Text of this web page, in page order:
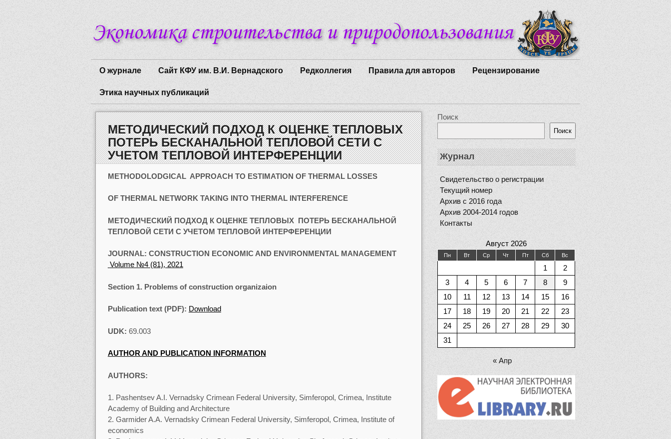
О журнале Сайт КФУ им. В.И. Вернадского Редколлегия Правила для авторов Рецензирование
Этика научных публикаций
МЕТОДИЧЕСКИЙ ПОДХОД К ОЦЕНКЕ ТЕПЛОВЫХ
ПОТЕРЬ БЕСКАНАЛЬНОЙ ТЕПЛОВОЙ СЕТИ С
УЧЕТОМ ТЕПЛОВОЙ ИНТЕРФЕРЕНЦИИ
МЕTHODOLODGICAL APPROACH TO ESTIMATION OF THERMAL LOSSES
OF THERMAL NETWORK TAKING INTO THERMAL INTERFERENCE
МЕТОДИЧЕСКИЙ ПОДХОД К ОЦЕНКЕ ТЕПЛОВЫХ ПОТЕРЬ БЕСКАНАЛЬНОЙ
ТЕПЛОВОЙ СЕТИ С УЧЕТОМ ТЕПЛОВОЙ ИНТЕРФЕРЕНЦИИ
JOURNAL: CONSTRUCTION ECONOMIC AND ENVIRONMENTAL MANAGEMENT
Volume №4 (81), 2021
Section 1. Problems of construction organizaion
Publication text (PDF): Download
UDK: 69.003
AUTHOR AND PUBLICATION INFORMATION
AUTHORS:
Pashentsev A.I. Vernadsky Crimean Federal University, Simferopol, Crimea, Institute
Academy of Building and Architecture
Garmider A.A. Vernadsky Crimean Federal University, Simferopol, Crimea, Institute of
economics
Поиск
Поиск
Журнал
Свидетельство о регистрации
Текущий номер
Архив с 2016 года
Архив 2004-2014 годов
Контакты
Август 2026
Пн Вт Ср Чт Пт Сб Вс
1
2
3
4 5 6 7 8
9
10
11 12 13 14 15
16
17
18 19 20 21 22
23
24
25 26 27 28 29
30
31
« Апр